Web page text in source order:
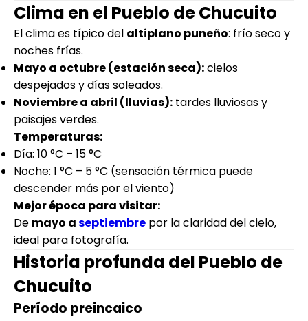
Clima en el Pueblo de Chucuito
El clima es típico del altiplano puneño: frío seco y
noches frías.
Mayo a octubre (estación seca):cielos
despejados y días soleados.
Noviembre a abril (lluvias): tardes lluviosas y
paisajes verdes.
Temperaturas:
Día: 10 °C – 15 °C
Noche: 1 °C – 5 °C (sensación térmica puede
descender más por el viento)
Mejor época para visitar:
De mayo aseptiembre por la claridad del cielo,
ideal para fotografía.
Historia profunda del Pueblo de
Chucuito
Período preincaico